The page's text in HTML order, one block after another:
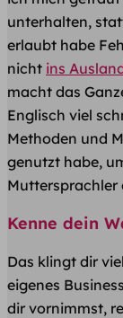
unterhalten,
erlaubt habe
nicht ins
macht das
Englisch viel
Methoden und
genutzt habe,
Muttersprachler
Kenne dein
Das klingt dir
eigenes
dir vornimmst,